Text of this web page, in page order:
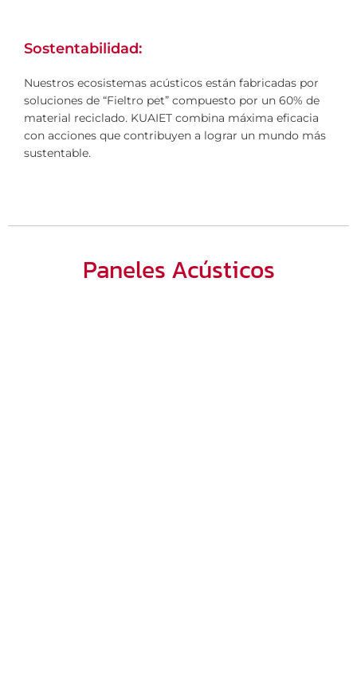
Sostentabilidad:
Nuestros ecosistemas acústicos están fabricadas por
soluciones de “Fieltro pet” compuesto por un 60% de
material reciclado. KUAIET combina máxima eficacia
con acciones que contribuyen a lograr un mundo más
sustentable.
Paneles Acústicos